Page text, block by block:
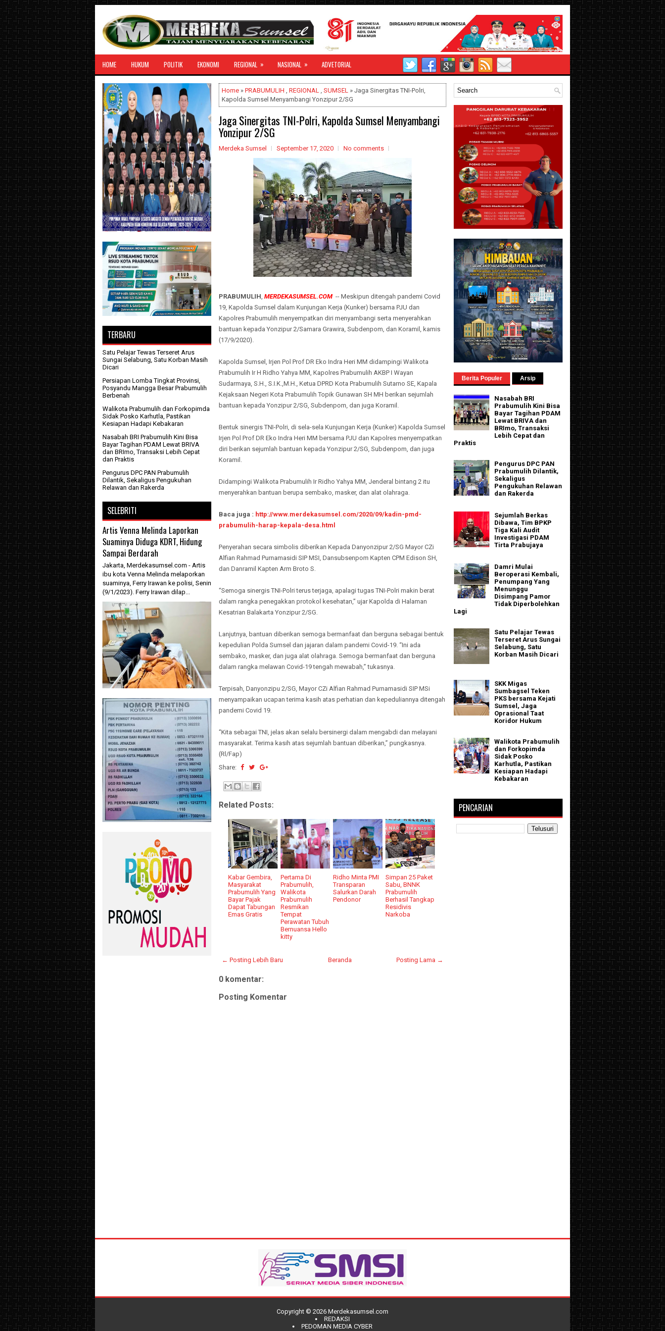
HOME HUKUM POLITIK EKONOMI REGIONAL » NASIONAL » ADVETORIAL
Home » PRABUMULIH , REGIONAL , SUMSEL » Jaga Sinergitas TNI-Polri,
Kapolda Sumsel Menyambangi Yonzipur 2/SG
Jaga Sinergitas TNI-Polri, Kapolda Sumsel Menyambangi
Yonzipur 2/SG
Merdeka Sumsel September 17, 2020 No comments
PRABUMULIH, MERDEKASUMSEL.COM -- Meskipun ditengah pandemi Covid
19, Kapolda Sumsel dalam Kunjungan Kerja (Kunker) bersama PJU dan
Kapolres Prabumulih menyempatkan diri menyambangi serta menyerahkan
bantuan kepada Yonzipur 2/Samara Grawira, Subdenpom, dan Koramil, kamis
(17/9/2020).
Kapolda Sumsel, Irjen Pol Prof DR Eko Indra Heri MM didampingi Walikota
Prabumulih Ir H Ridho Yahya MM, Kapolres Prabumulih AKBP I Wayan
Sudarmaya, S.H., S.I.K.,M.H., Ketua DPRD Kota Prabumulih Sutarno SE, Kapala
Kejaksaan Negeri Kota Prabumulih Topik Gunawan SH MH berikan sejumlah
bantuan kepada Yonzipur 2/SG, Subdenpom, dan juga Koramil.
Bentuk sinergis TNI-Polri, di sela-sela Kunjungan Kerja (Kunker) Kapolda Sumsel
Irjen Pol Prof DR Eko Indra Heri MM bersama PJU dan Kapolres menyempatkan
diri berikan sejumlah bantuan kepada Yonzipur 2/SG, Subdenpom, dan juga
Koramil.
Didampingi Walikota Prabumulih Ir Ridho Yahya MM, Jenderal bintang 2 itu
menyerahkan bantuan berupa sembako, masker, dan alat olahraga.
Baca juga : http://www.merdekasumsel.com/2020/09/kadin-pmd-
prabumulih-harap-kepala-desa.html
Penyerahan secara simbolis diberikan Kepada Danyonzipur 2/SG Mayor CZi
Alfian Rahmad Purnamasidi SIP MSI, Dansubsenpom Kapten CPM Edison SH,
dan Danramil Kapten Arm Broto S.
“Semoga sinergis TNI-Polri terus terjaga, apalagi tugas TNI-Polri makin berat
dalam rangka penegakkan protokol kesehatan,” ujar Kapolda di Halaman
Kesatrian Balakarta Yonzipur 2/SG.
Lanjutnya, bantuan diberikan semoga bermanfaat dan berguna sebagai bentuk
kepedulian Polda Sumsel dan jajaran dalam pandemi Covid-19. “Ini ada
sembako, masker, dan juga alat olahraga. Semoga bermanfaat dan berguna
dalam rangka melawan Covid-19 tengah mewabah,” tukasnya.
Terpisah, Danyonzipu 2/SG, Mayor CZi Alfian Rahmad Purnamasidi SIP MSi
menyampaikan ucapan terima kasih atas perhatian dan kepeduliannya ditengah
pandemi Covid 19.
“Kita sebagai TNI, jelas akan selalu bersinergi dalam mengabdi dan melayani
masyarakat. Terima kasih atas sejumlah bantuan diberikan,” pungkasnya.
(Rl/Fap)
Share:
Related Posts:
Kabar Gembira,
Masyarakat
Prabumulih Yang
Bayar Pajak
Dapat Tabungan
Emas Gratis
Pertama Di
Prabumulih,
Walikota
Prabumulih
Resmikan
Tempat
Perawatan Tubuh
Bernuansa Hello
kitty
Ridho Minta PMI
Transparan
Salurkan Darah
Pendonor
Simpan 25 Paket
Sabu, BNNK
Prabumulih
Berhasil Tangkap
Residivis
Narkoba
← Posting Lebih Baru Posting Lama →
Beranda
0 komentar:
Posting Komentar
TERBARU
Satu Pelajar Tewas Terseret Arus
Sungai Selabung, Satu Korban Masih
Dicari
Persiapan Lomba Tingkat Provinsi,
Posyandu Mangga Besar Prabumulih
Berbenah
Walikota Prabumulih dan Forkopimda
Sidak Posko Karhutla, Pastikan
Kesiapan Hadapi Kebakaran
Nasabah BRI Prabumulih Kini Bisa
Bayar Tagihan PDAM Lewat BRIVA
dan BRImo, Transaksi Lebih Cepat
dan Praktis
Pengurus DPC PAN Prabumulih
Dilantik, Sekaligus Pengukuhan
Relawan dan Rakerda
SELEBRITI
Artis Venna Melinda Laporkan
Suaminya Diduga KDRT, Hidung
Sampai Berdarah
Jakarta, Merdekasumsel.com - Artis
ibu kota Venna Melinda melaporkan
suaminya, Ferry Irawan ke polisi, Senin
(9/1/2023). Ferry Irawan dilap...
Berita Populer Arsip
Nasabah BRI
Prabumulih Kini Bisa
Bayar Tagihan PDAM
Lewat BRIVA dan
BRImo, Transaksi
Lebih Cepat dan
Praktis
Pengurus DPC PAN
Prabumulih Dilantik,
Sekaligus
Pengukuhan Relawan
dan Rakerda
Sejumlah Berkas
Dibawa, Tim BPKP
Tiga Kali Audit
Investigasi PDAM
Tirta Prabujaya
Damri Mulai
Beroperasi Kembali,
Penumpang Yang
Menunggu
Disimpang Pamor
Tidak Diperbolehkan
Lagi
Satu Pelajar Tewas
Terseret Arus Sungai
Selabung, Satu
Korban Masih Dicari
SKK Migas
Sumbagsel Teken
PKS bersama Kejati
Sumsel, Jaga
Oprasional Taat
Koridor Hukum
Walikota Prabumulih
dan Forkopimda
Sidak Posko
Karhutla, Pastikan
Kesiapan Hadapi
Kebakaran
PENCARIAN
Copyright © 2026 Merdekasumsel.com
REDAKSI
PEDOMAN MEDIA CYBER